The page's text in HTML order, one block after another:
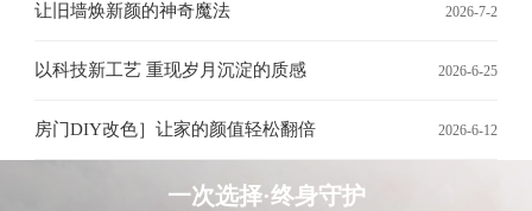
2026-7-2
让旧墙焕新颜的神奇魔法
2026-6-25
以科技新工艺 重现岁月沉淀的质感
2026-6-12
房门DIY改色］让家的颜值轻松翻倍
一次选择·终身守护